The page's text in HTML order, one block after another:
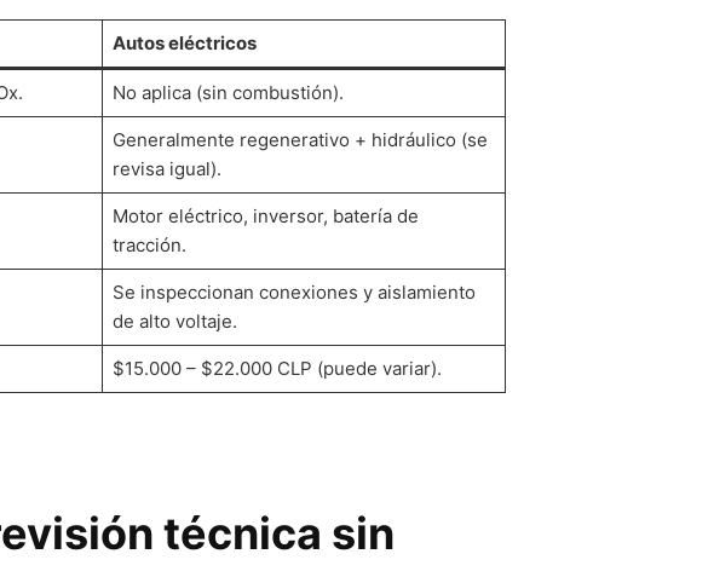
Autos eléctricos
No aplica (sin combustión).
Generalmente regenerativo + hidráulico (se
revisa igual).
Motor eléctrico, inversor, batería de
tracción.
Se inspeccionan conexiones y aislamiento
de alto voltaje.
$15.000 – $22.000 CLP (puede variar).
técnica sin